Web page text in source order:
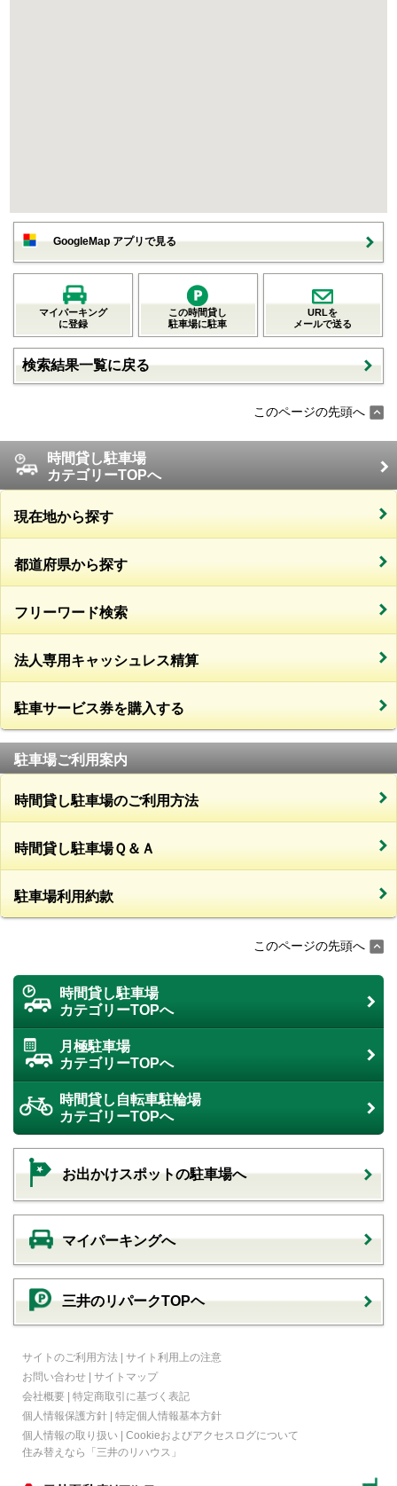
GoogleMap アプリで見る
マイパーキング
に登録
この時間貸し
駐車場に駐車
URLを
メールで送る
検索結果一覧に戻る
このページの先頭へ
時間貸し駐車場
カテゴリーTOPへ
現在地から探す
都道府県から探す
フリーワード検索
法人専用キャッシュレス精算
駐車サービス券を購入する
駐車場ご利用案内
時間貸し駐車場のご利用方法
時間貸し駐車場Ｑ＆Ａ
駐車場利用約款
このページの先頭へ
時間貸し駐車場
カテゴリーTOPへ
月極駐車場
カテゴリーTOPへ
時間貸し自転車駐輪場
カテゴリーTOPへ
お出かけスポットの駐車場へ
マイパーキングへ
三井のリパークTOPヘ
サイトのご利用方法 | サイト利用上の注意
お問い合わせ | サイトマップ
会社概要 | 特定商取引に基づく表記
個人情報保護方針 | 特定個人情報基本方針
個人情報の取り扱い | Cookieおよびアクセスログについて
住み替えなら
「三井のリハウス」